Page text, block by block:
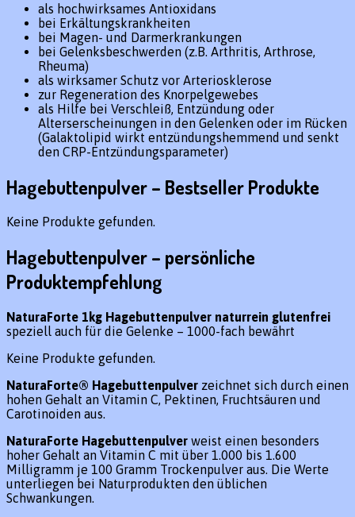
als hochwirksames Antioxidans
bei Erkältungskrankheiten
bei Magen- und Darmerkrankungen
bei Gelenksbeschwerden (z.B. Arthritis, Arthrose,
Rheuma)
als wirksamer Schutz vor Arteriosklerose
zur Regeneration des Knorpelgewebes
als Hilfe bei Verschleiß, Entzündung oder
Alterserscheinungen in den Gelenken oder im Rücken
(Galaktolipid wirkt entzündungshemmend und senkt
den CRP-Entzündungsparameter)
Hagebuttenpulver – Bestseller Produkte
Keine Produkte gefunden.
Hagebuttenpulver – persönliche
Produktempfehlung
NaturaForte 1kg Hagebuttenpulver naturrein glutenfrei
speziell auch für die Gelenke – 1000-fach bewährt
Keine Produkte gefunden.
NaturaForte® Hagebuttenpulver zeichnet sich durch einen
hohen Gehalt an Vitamin C, Pektinen, Fruchtsäuren und
Carotinoiden aus.
NaturaForte Hagebuttenpulver weist einen besonders
hoher Gehalt an Vitamin C mit über 1.000 bis 1.600
Milligramm je 100 Gramm Trockenpulver aus. Die Werte
unterliegen bei Naturprodukten den üblichen
Schwankungen.